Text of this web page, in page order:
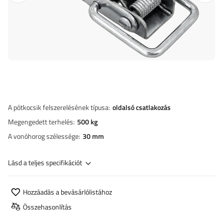
A pótkocsik felszerelésének típusa oldalsó csatlakozás
Megengedett terhelés 500 kg
A vonóhorog szélessége 30 mm
Lásd a teljes specifikációt
Hozzáadás a bevásárlólistához
Összehasonlítás